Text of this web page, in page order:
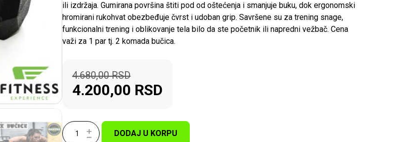
ili izdržaja. Gumirana površina štiti pod od oštećenja i smanjuje buku, dok ergonomski
hromirani rukohvat obezbeđuje čvrst i udoban grip. Savršene su za trening snage,
funkcionalni trening i oblikovanje tela bilo da ste početnik ili napredni vežbač. Cena
važi za 1 par tj. 2 komada bučica.
4.680,00RSD
4.200,00 RSD
DODAJ U KORPU